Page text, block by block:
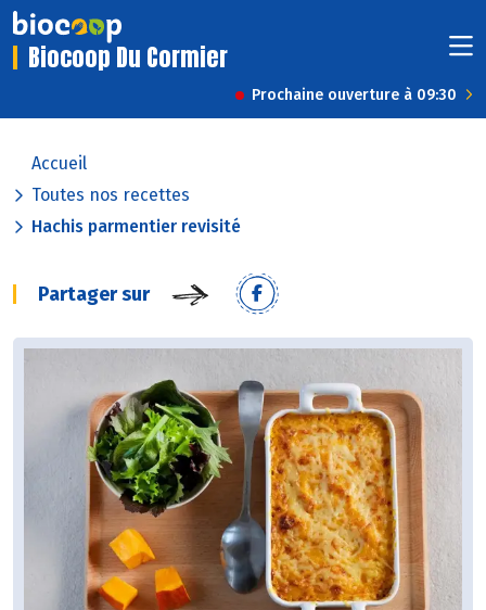
Biocoop Du Cormier
Prochaine ouverture à 09:30
Accueil
Toutes nos recettes
Hachis parmentier revisité
Partager sur